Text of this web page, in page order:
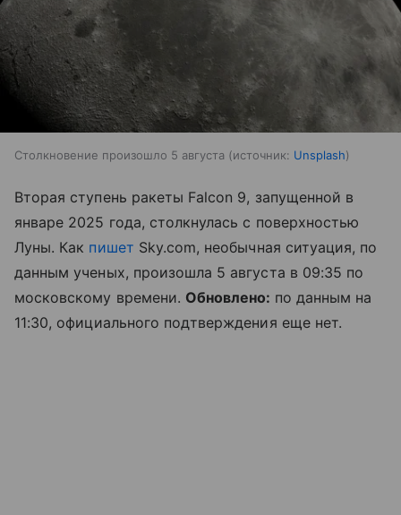
Столкновение произошло 5 августа источник: Unsplash
Вторая ступень ракеты Falcon 9, запущенной в
январе 2025 года, столкнулась с поверхностью
Луны. Как пишет Sky.com, необычная ситуация, по
данным ученых, произошла 5 августа в 09:35 по
московскому времени. Обновлено: по данным на
11:30, официального подтверждения еще нет.